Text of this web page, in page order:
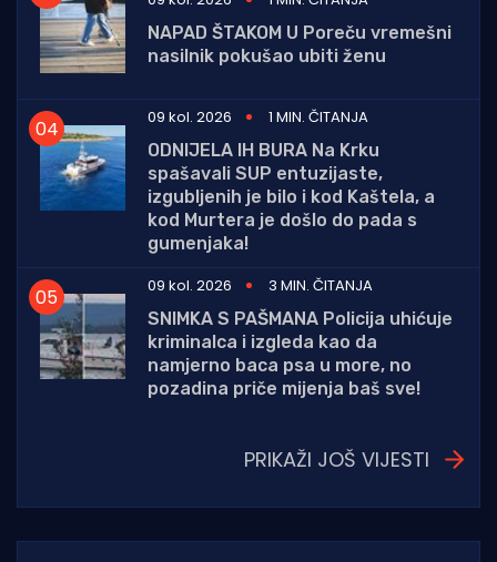
NAPAD ŠTAKOM U Poreču vremešni
nasilnik pokušao ubiti ženu
09 kol. 2026
1 MIN. ČITANJA
ODNIJELA IH BURA Na Krku
spašavali SUP entuzijaste,
izgubljenih je bilo i kod Kaštela, a
kod Murtera je došlo do pada s
gumenjaka!
09 kol. 2026
3 MIN. ČITANJA
SNIMKA S PAŠMANA Policija uhićuje
kriminalca i izgleda kao da
namjerno baca psa u more, no
pozadina priče mijenja baš sve!
PRIKAŽI JOŠ VIJESTI